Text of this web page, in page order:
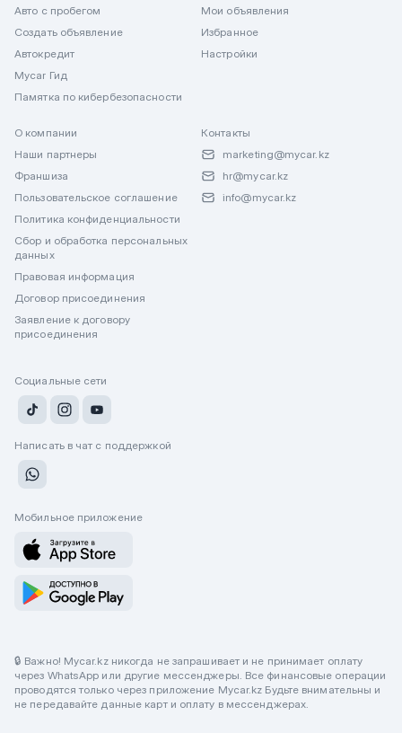
Авто с пробегом
Создать объявление
Автокредит
Mycar Гид
Памятка по кибербезопасности
Мои объявления
Избранное
Настройки
О компании
Наши партнеры
Франшиза
Пользовательское соглашение
Политика конфиденциальности
Сбор и обработка персональных
данных
Правовая информация
Договор присоединения
Заявление к договору
присоединения
Контакты
marketing@mycar.kz
hr@mycar.kz
info@mycar.kz
Социальные сети
Написать в чат с поддержкой
Мобильное приложение
🔒 Важно! Mycar.kz никогда не запрашивает и не принимает оплату
через WhatsApp или другие мессенджеры. Все финансовые операции
проводятся только через приложение Mycar.kz Будьте внимательны и
не передавайте данные карт и оплату в мессенджерах.